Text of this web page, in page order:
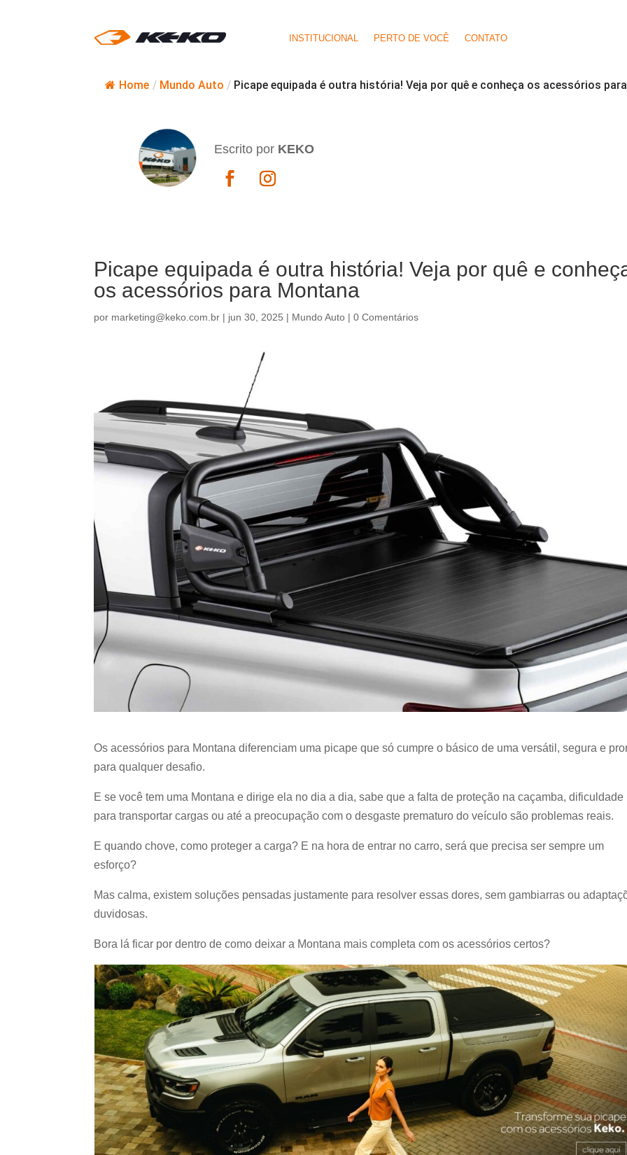
INSTITUCIONAL PERTO DE VOCÊ CONTATO
Home / Mundo Auto / Picape equipada é outra história! Veja por quê e conheça os acessórios
Escrito por KEKO
Picape equipada é outra história! Veja por quê e
os acessórios para Montana
por marketing@keko.com.br | jun 30, 2025 | Mundo Auto |0 Comentários
Os acessórios para Montana diferenciam uma picape que só cumpre o básico de uma versátil, segura e
para qualquer desafio.
E se você tem uma Montana e dirige ela no dia a dia, sabe que a falta de proteção na caçamba, dificuldade
para transportar cargas ou até a preocupação com o desgaste prematuro do veículo são problemas reais.
E quando chove, como proteger a carga? E na hora de entrar no carro, será que precisa ser sempre um
esforço?
Mas calma, existem soluções pensadas justamente para resolver essas dores, sem gambiarras ou
duvidosas.
Bora lá ficar por dentro de como deixar a Montana mais completa com os acessórios certos?